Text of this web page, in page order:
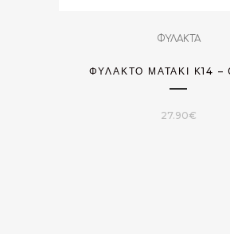
ΦΥΛΑΚΤΑ
ΦΥΛΑΚΤΌ ΜΑΤΆΚΙ Κ14 –
27.90€